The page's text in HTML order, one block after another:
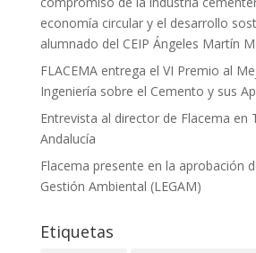
economía circular y el desarrollo
alumnado del CEIP Ángeles Martín
FLACEMA entrega el VI Premio al
Ingeniería sobre el Cemento y sus
Entrevista al director de Flacema en
Andalucía
Flacema presente en la aprobación
Gestión Ambiental (LEGAM)
Etiquetas